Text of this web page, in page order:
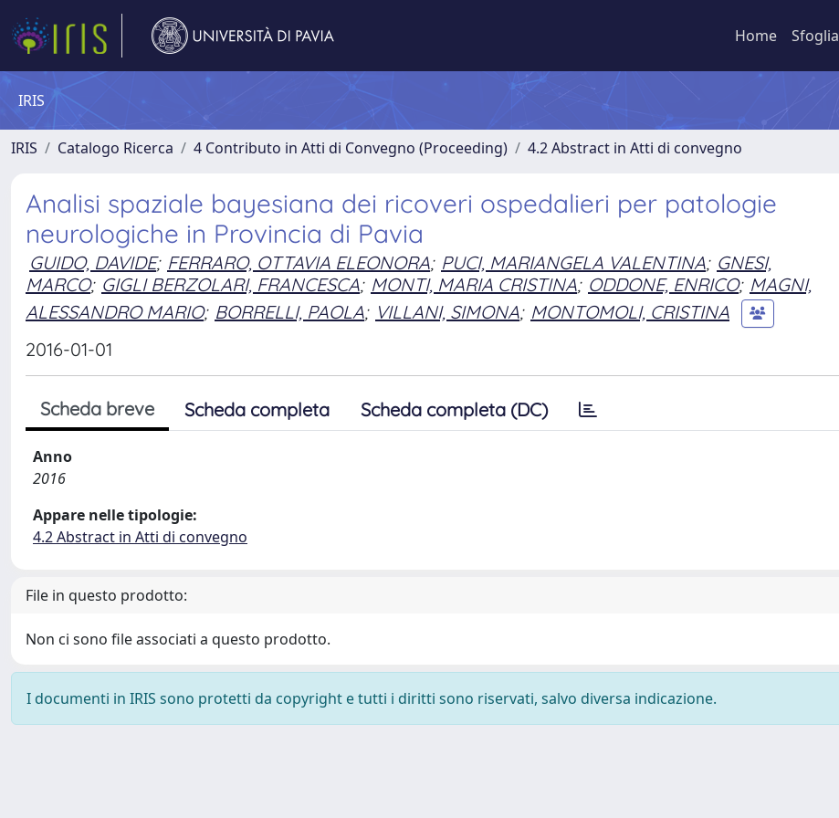
Home Sfoglia
IRIS
IRIS Catalogo Ricerca 4 Contributo in Atti di Convegno (Proceeding) 4.2 Abstract in Atti di convegno
Analisi spaziale bayesiana dei ricoveri ospedalieri per patologie
neurologiche in Provincia di Pavia
GUIDO, DAVIDE; FERRARO, OTTAVIA ELEONORA; PUCI, MARIANGELA VALENTINA; GNESI,
MARCO; GIGLI BERZOLARI, FRANCESCA; MONTI, MARIA CRISTINA; ODDONE, ENRICO; MAGNI,
ALESSANDRO MARIO; BORRELLI, PAOLA; VILLANI, SIMONA; MONTOMOLI, CRISTINA
2016-01-01
Scheda breve Scheda completa Scheda completa (DC)
Anno
2016
Appare nelle tipologie:
4.2 Abstract in Atti di convegno
File in questo prodotto:
Non ci sono file associati a questo prodotto.
I documenti in IRIS sono protetti da copyright e tutti i diritti sono riservati, salvo diversa indicazione.